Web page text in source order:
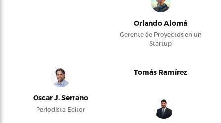
Orlando Alomá
Gerente de Proyectos en un
Startup
Oscar J. Serrano
Periodista Editor
Tomás Ramírez